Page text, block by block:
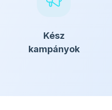
Kész
kampányok